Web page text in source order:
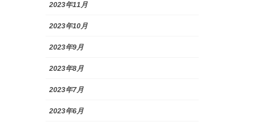
2023年11月
2023年10月
2023年9月
2023年8月
2023年7月
2023年6月